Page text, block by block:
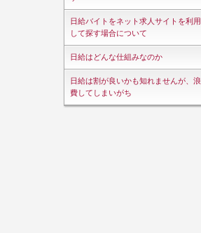
日給バイトをネット求人サイトを利用
して探す場合について
日給はどんな仕組みなのか
日給は割が良いかも知れませんが、浪
費してしまいがち